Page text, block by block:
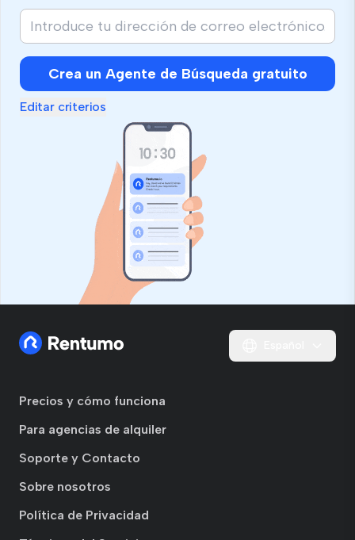
Crea un Agente de Búsqueda gratuito
Editar criterios
Precios y cómo funciona
Para agencias de alquiler
Soporte y Contacto
Sobre nosotros
Política de Privacidad